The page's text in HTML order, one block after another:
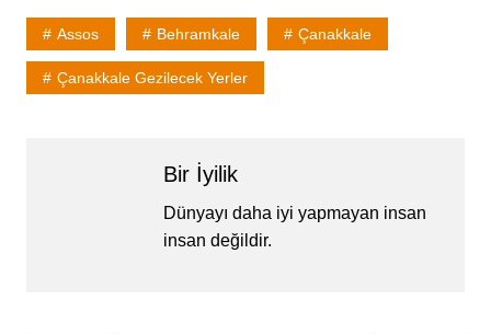
Assos Behramkale Çanakkale
Çanakkale Gezilecek Yerler
Bir İyilik
Dünyayı daha iyi yapmayan insan
insan değildir.